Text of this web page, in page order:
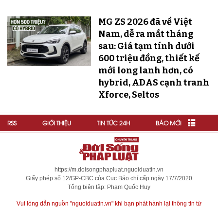
MG ZS 2026 đã về Việt
Nam, dễ ra mắt tháng
sau: Giá tạm tính dưới
600 triệu đồng, thiết kế
mới long lanh hơn, có
hybrid, ADAS cạnh tranh
Xforce, Seltos
RSS GIỚI THIỆU TIN TỨC 24H BÁO MỚI
https://m.doisongphapluat.nguoiduatin.vn
Giấy phép số 12/GP-CBC của Cục Báo chí cấp ngày 17/7/2020
Tổng biên tập: Phạm Quốc Huy
Vui lòng dẫn nguồn "nguoiduatin.vn" khi bạn phát hành lại thông tin từ